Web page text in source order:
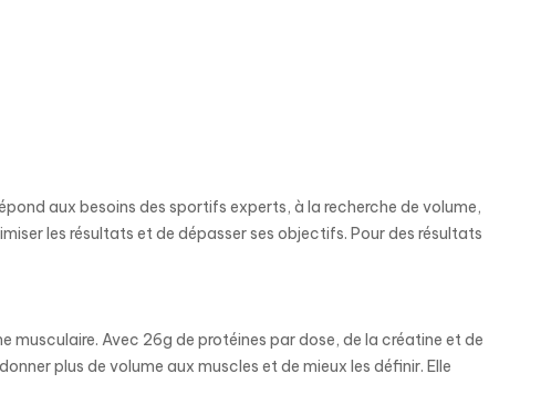
aux besoins des sportifs experts, à la recherche de volume,
les résultats et de dépasser ses objectifs. Pour des résultats
Avec 26g de protéines par dose, de la créatine et de
plus de volume aux muscles et de mieux les définir. Elle